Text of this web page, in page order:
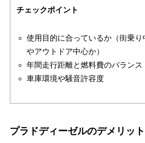
チェックポイント
使用目的に合っているか（街乗
やアウトドア中心か）
年間走行距離と燃料費のバランス
車庫環境や騒音許容度
プラドディーゼルのデメリット